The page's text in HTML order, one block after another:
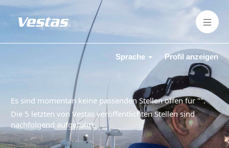
Sprache Profil anzeigen
Es sind momentan keine passenden Stellen offen für "".
Die 5 letzten von Vestas veröffentlichten Stellen sind
nachfolgend aufgeführt.